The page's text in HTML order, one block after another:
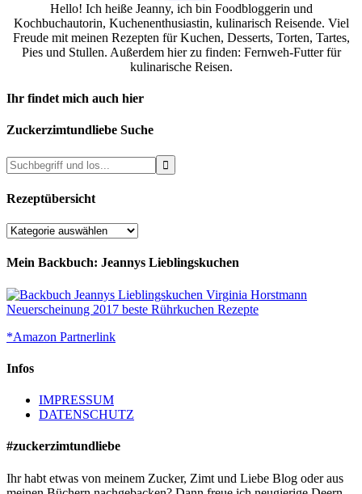
Hello! Ich heiße Jeanny, ich bin Foodbloggerin und
Kochbuchautorin, Kuchenenthusiastin, kulinarisch Reisende. Viel
Freude mit meinen Rezepten für Kuchen, Desserts, Torten, Tartes,
Pies und Stullen. Außerdem hier zu finden: Fernweh-Futter für
kulinarische Reisen.
Ihr findet mich auch hier
Zuckerzimtundliebe Suche
Rezeptübersicht
Rezeptübersicht
Mein Backbuch: Jeannys Lieblingskuchen
*Amazon Partnerlink
Infos
IMPRESSUM
DATENSCHUTZ
#zuckerzimtundliebe
Ihr habt etwas von meinem Zucker, Zimt und Liebe Blog oder aus